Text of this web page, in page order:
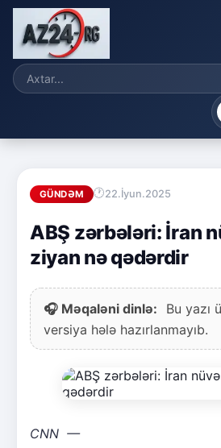
GÜNDƏM 22.İyun.2025
ABŞ zərbələri: İran
ziyan nə qədərdir
🎧 Məqaləni dinlə:
Bu yazı
versiya hələ hazırlanmayıb.
CNN —